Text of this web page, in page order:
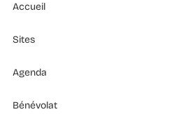
Accueil
Sites
Agenda
Bénévolat